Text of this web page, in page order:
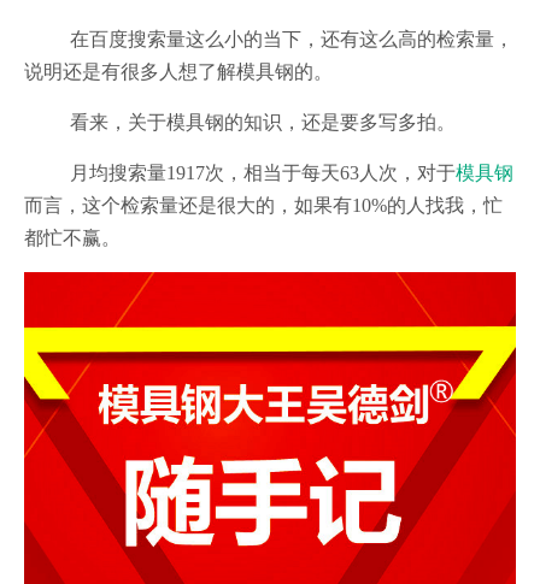
在百度搜索量这么小的当下，还有这么高的检索量，
说明还是有很多人想了解模具钢的。
看来，关于模具钢的知识，还是要多写多拍。
月均搜索量1917次，相当于每天63人次，对于模具钢
而言，这个检索量还是很大的，如果有10%的人找我，忙
都忙不赢。